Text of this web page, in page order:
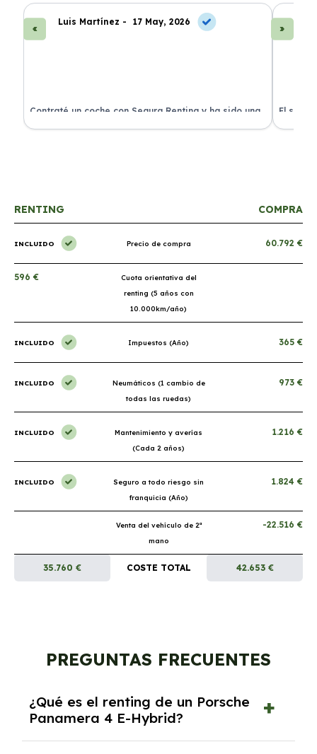
Luis Martínez - 17 May, 2026
Contraté un coche con Segura Renting y ha sido una
experiencia fantástica. Todo incluido y sin sorpresas.
El
proceso
RENTING COMPRA
INCLUIDO Precio de compra 60.792 €
596 €
Cuota orientativa del
renting (5 años con
10.000km/año)
INCLUIDO Impuestos (Año) 365 €
INCLUIDO
Neumáticos (1 cambio de
todas las ruedas)
973 €
INCLUIDO
Mantenimiento y averías
(Cada 2 años)
1.216 €
INCLUIDO
Seguro a todo riesgo sin
franquicia (Año)
1.824 €
Venta del vehículo de 2ª
mano
-22.516 €
35.760 € COSTE TOTAL 42.653 €
PREGUNTAS FRECUENTES
¿Qué es el renting de un Porsche
Panamera 4 E-Hybrid?